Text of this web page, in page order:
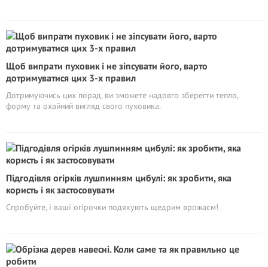
Щоб випрати пуховик і не зіпсувати його, варто
дотримуватися цих 3-х правил
Дотримуючись цих порад, ви зможете надовго зберегти тепло,
форму та охайний вигляд свого пуховика.
Підгодівля огірків лушпинням цибулі: як зробити, яка
користь і як застосовувати
Спробуйте, і ваші огірочки подякують щедрим врожаєм!